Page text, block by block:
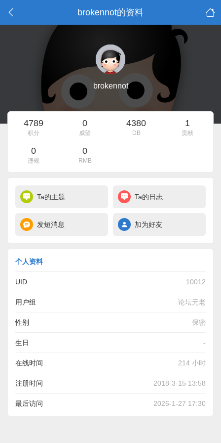
brokennot的资料
brokennot
4789
积分
0
威望
4380
DB
1
贡献
0
违规
0
RMB
Ta的主题 Ta的日志
发短消息 加为好友
个人资料
UID 10012
用户组 论坛元老
性别 保密
生日 -
在线时间 214 小时
注册时间 2018-3-15 13:58
最后访问 2026-1-27 17:30